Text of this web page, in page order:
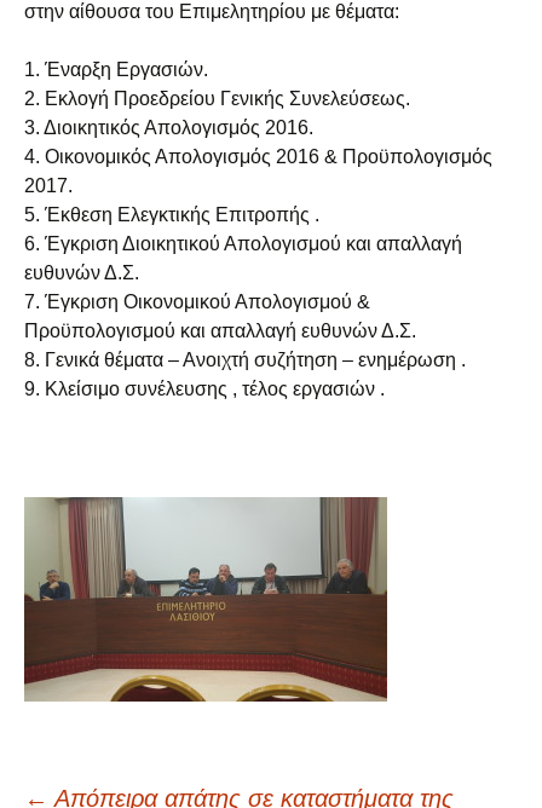
στην αίθουσα του Επιμελητηρίου με θέματα:
1. Έναρξη Εργασιών.
2. Εκλογή Προεδρείου Γενικής Συνελεύσεως.
3. Διοικητικός Απολογισμός 2016.
4. Οικονομικός Απολογισμός 2016 & Προϋπολογισμός
2017.
5. Έκθεση Ελεγκτικής Επιτροπής .
6. Έγκριση Διοικητικού Απολογισμού και απαλλαγή
ευθυνών Δ.Σ.
7. Έγκριση Οικονομικού Απολογισμού &
Προϋπολογισμού και απαλλαγή ευθυνών Δ.Σ.
8. Γενικά θέματα – Ανοιχτή συζήτηση – ενημέρωση .
9. Κλείσιμο συνέλευσης , τέλος εργασιών .
← Απόπειρα απάτης σε καταστήματα της